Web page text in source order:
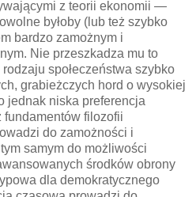
z teorii ekonomii —
byłoby (lub też szybko
bardzo zamożnym i
Nie przeszkadza mu to
społeczeństwa szybko
grabieżczych hord o wysokiej
jednak niska preferencja
filozofii
do zamożności i
samym do możliwości
środków obrony
dla demokratycznego